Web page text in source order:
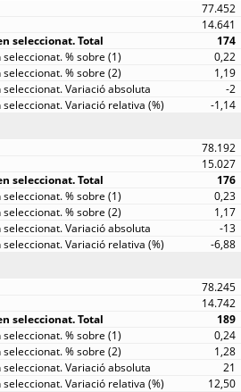
77.452
14.641
174
0,22
1,19
-2
-1,14
78.192
15.027
176
0,23
1,17
-13
-6,88
78.245
14.742
189
0,24
1,28
21
12,50